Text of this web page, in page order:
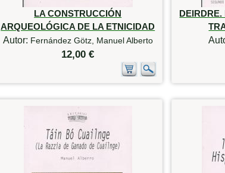
LA CONSTRUCCIÓN
ARQUEOLÓGICA DE LA ETNICIDAD
Autor: Fernández Götz, Manuel Alberto
12,00 €
DEIRDRE.